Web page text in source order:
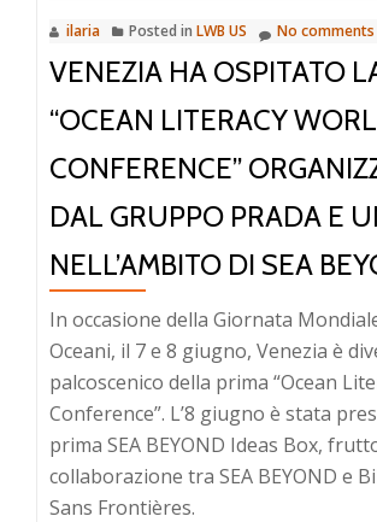
ilaria Posted in LWB US No comments
VENEZIA HA OSPITATO
“OCEAN LITERACY
CONFERENCE”
DAL GRUPPO PRADA E
NELL’AMBITO DI SEA
In occasione della Giornata
Oceani, il 7 e 8 giugno, Venezia è
palcoscenico della prima “Ocean
Conference”. L’8 giugno è stata
prima SEA BEYOND Ideas Box,
collaborazione tra SEA BEYOND e
Sans Frontières.